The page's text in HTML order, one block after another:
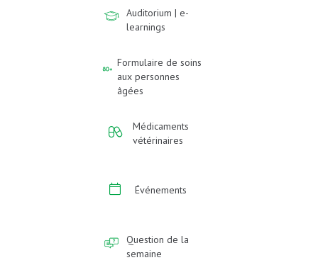
Auditorium | e-
learnings
Formulaire de soins
aux personnes
âgées
Médicaments
vétérinaires
Événements
Question de la
semaine